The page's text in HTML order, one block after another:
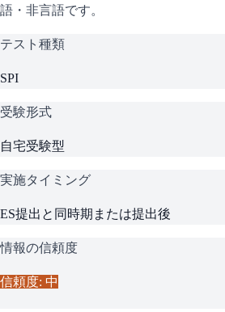
語・非言語です。
テスト種類
SPI
受験形式
自宅受験型
実施タイミング
ES提出と同時期または提出後
情報の信頼度
信頼度: 中